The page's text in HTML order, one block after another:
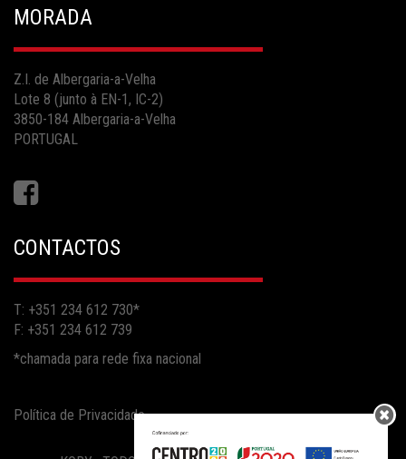
MORADA
Z.I. de Albergaria-a-Velha
Lote 8 (junto à EN-1, IC-2)
3850-184 Albergaria-a-Velha
PORTUGAL
CONTACTOS
T: +351 234 612 730*
F: +351 234 612 739
*chamada para rede fixa nacional
Política de Privacidade